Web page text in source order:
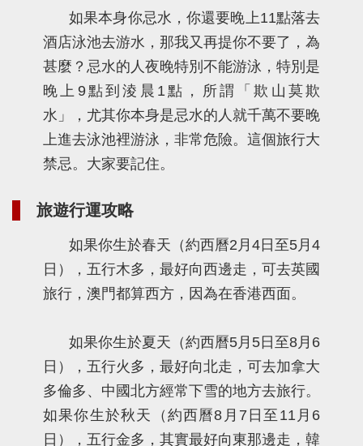
如果本身你忌水，你還要晚上11點落去
酒店泳池去游水，那我又再提你不要了，為
甚麼？忌水的人夜晚特別不能游泳，特別是
晚上9點到淩晨1點，所謂「欺山莫欺
水」，尤其你本身是忌水的人就千萬不要晚
上進去泳池裡游泳，非常危險。這個旅行大
禁忌。大家要記住。
旅遊行運攻略
如果你生於春天（約西曆2月4日至5月4
日），五行木多，最好向西邊走，可去英國
旅行，澳門都算西方，因為在香港西面。
如果你生於夏天（約西曆5月5日至8月6
日），五行火多，最好向北走，可去加拿大
多倫多、中國北方經常下雪的地方去旅行。
如果你生於秋天（約西曆8月7日至11月6
日），五行金多，其實最好向東那邊走，韓